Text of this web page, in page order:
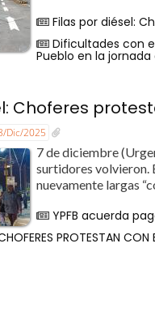
Filas por diésel:
Dificultades con
Pueblo en la
Choferes
Dic/2025
7 de diciembre
surtidores volvieron.
nuevamente largas
YPFB acuerda
PROTESTAN